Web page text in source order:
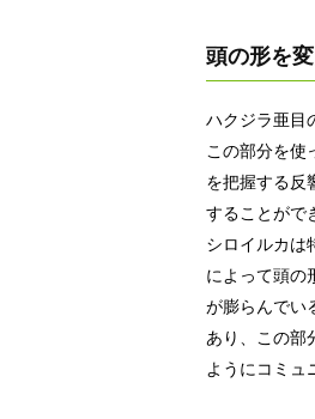
頭の形を
ハクジラ亜目
この部分を使
を把握する反
することがで
シロイルカは
によって頭の
が膨らんでい
あり、この部
ようにコミュ